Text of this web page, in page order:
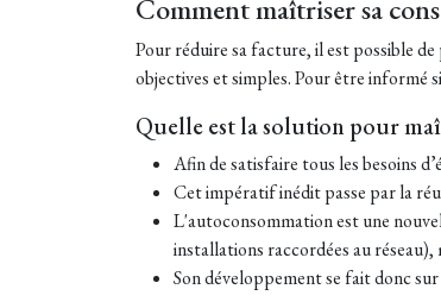
Comment maîtriser sa
Pour réduire sa facture, il est possible
objectives et simples. Pour être informé
Quelle est la solution pour
Afin de satisfaire tous les besoins
Cet impératif inédit passe par la
L'autoconsommation est une
installations raccordées au réseau),
Son développement se fait donc